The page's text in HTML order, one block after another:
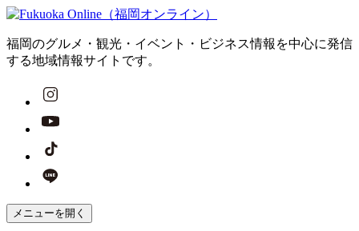
福岡のグルメ・観光・イベント・ビジネス情報を中心に発信
する地域情報サイトです。
メニューを開く